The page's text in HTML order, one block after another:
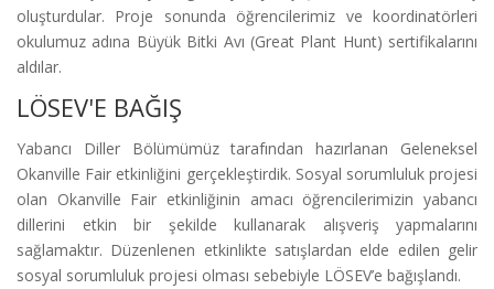
oluşturdular. Proje sonunda öğrencilerimiz ve koordinatörleri
okulumuz adına Büyük Bitki Avı (Great Plant Hunt) sertifikalarını
aldılar.
LÖSEV'E BAĞIŞ
Yabancı Diller Bölümümüz tarafından hazırlanan Geleneksel
Okanville Fair etkinliğini gerçekleştirdik. Sosyal sorumluluk projesi
olan Okanville Fair etkinliğinin amacı öğrencilerimizin yabancı
dillerini etkin bir şekilde kullanarak alışveriş yapmalarını
sağlamaktır. Düzenlenen etkinlikte satışlardan elde edilen gelir
sosyal sorumluluk projesi olması sebebiyle LÖSEV’e bağışlandı.